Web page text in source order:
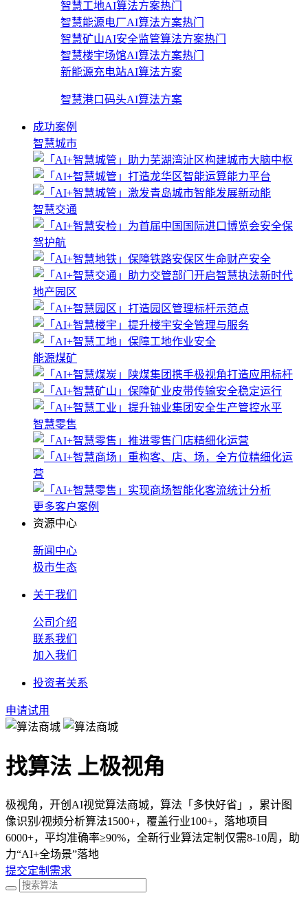
智慧工地AI算法方案热门
智慧能源电厂AI算法方案热门
智慧矿山AI安全监管算法方案热门
智慧楼宇场馆AI算法方案热门
新能源充电站AI算法方案
智慧港口码头AI算法方案
成功案例
智慧城市
智慧交通
地产园区
能源煤矿
智慧零售
更多客户案例
资源中心
新闻中心
极市生态
关于我们
公司介绍
联系我们
加入我们
投资者关系
申请试用
找算法 上极视角
极视角，开创AI视觉算法商城，算法「多快好省」，累计图
像识别/视频分析算法1500+，覆盖行业100+，落地项目
6000+，平均准确率≥90%，全新行业算法定制仅需8-10周，助
力“AI+全场景”落地
提交定制需求